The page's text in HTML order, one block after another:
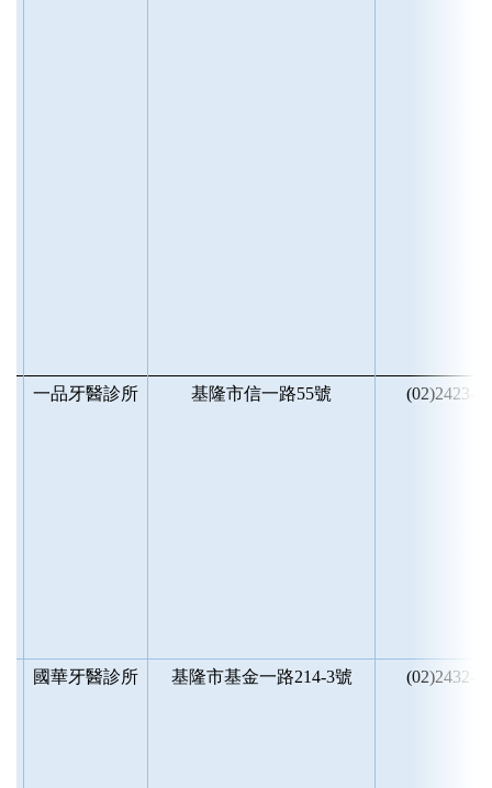
一品牙醫診所 基隆市信一路55號 (02)2423-
國華牙醫診所 基隆市基金一路214-3號 (02)2432-